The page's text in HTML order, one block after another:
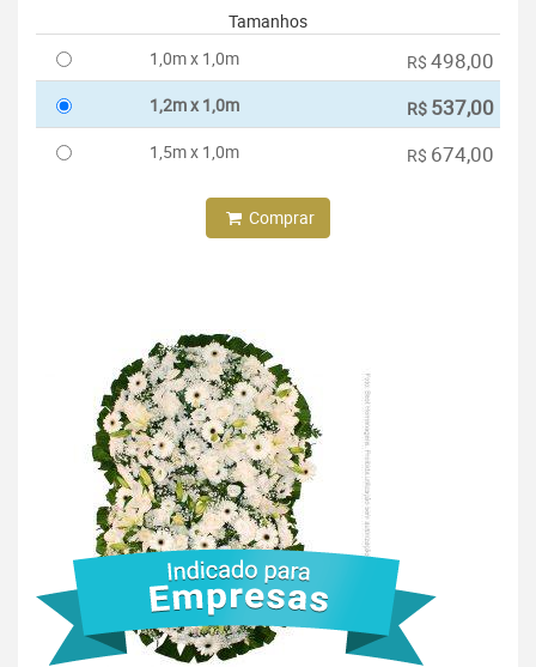
Tamanhos
1,0m x 1,0m
R$ 498,00
1,2m x 1,0m R$ 537,00
1,5m x 1,0m R$ 674,00
Comprar